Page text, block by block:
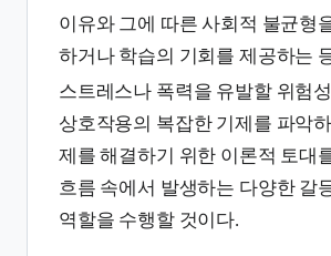
이유와 그에 따른 사회적 불균형
하거나 학습의 기회를 제공하는
스트레스나 폭력을 유발할 위험
상호작용의 복잡한 기제를 파악
제를 해결하기 위한 이론적 토대
흐름 속에서 발생하는 다양한 갈
역할을 수행할 것이다.